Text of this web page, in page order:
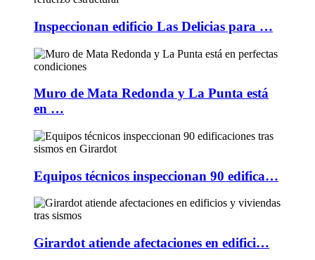
Inspeccionan edificio Las Delicias para …
Muro de Mata Redonda y La Punta está
en …
Equipos técnicos inspeccionan 90 edifica…
Girardot atiende afectaciones en edifici…